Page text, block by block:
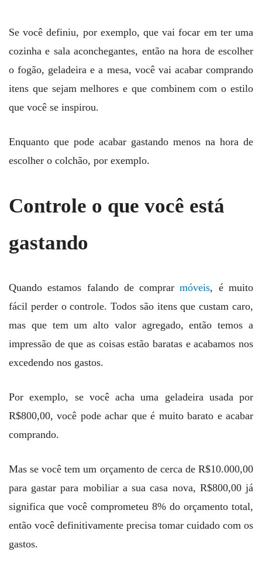
Se você definiu, por exemplo, que vai focar em ter uma
cozinha e sala aconchegantes, então na hora de escolher
o fogão, geladeira e a mesa, você vai acabar comprando
itens que sejam melhores e que combinem com o estilo
que você se inspirou.
Enquanto que pode acabar gastando menos na hora de
escolher o colchão, por exemplo.
Controle o que você está
gastando
Quando estamos falando de comprarmóveis, é muito
fácil perder o controle. Todos são itens que custam caro,
mas que tem um alto valor agregado, então temos a
impressão de que as coisas estão baratas e acabamos nos
excedendo nos gastos.
Por exemplo, se você acha uma geladeira usada por
R$800,00, você pode achar que é muito barato e acabar
comprando.
Mas se você tem um orçamento de cerca de R$10.000,00
para gastar para mobiliar a sua casa nova, R$800,00 já
significa que você comprometeu 8% do orçamento total,
então você definitivamente precisa tomar cuidado com os
gastos.